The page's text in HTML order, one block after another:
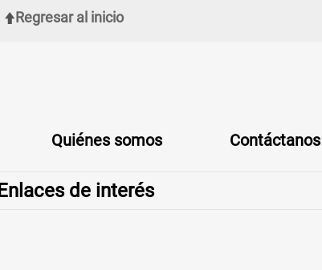
Regresar al inicio
Quiénes somos Contáctanos
Enlaces de interés